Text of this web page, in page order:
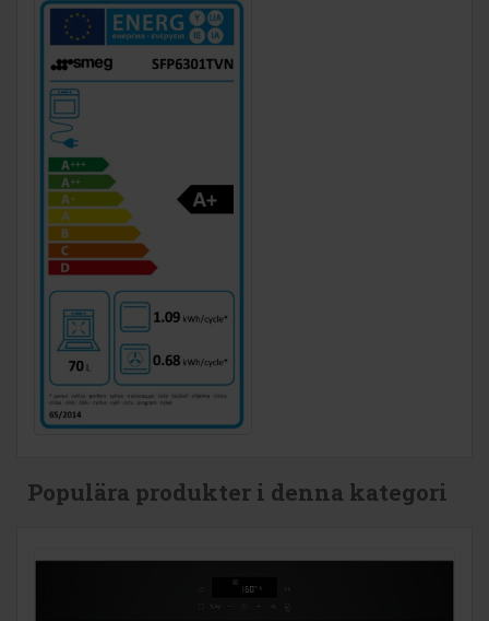
Populära produkter i denna kategori